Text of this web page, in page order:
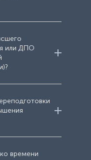
или ДПО
времени